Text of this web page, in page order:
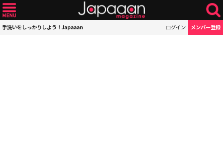
手洗いをしっかりしよう！Japaaan ログイン メンバー登録